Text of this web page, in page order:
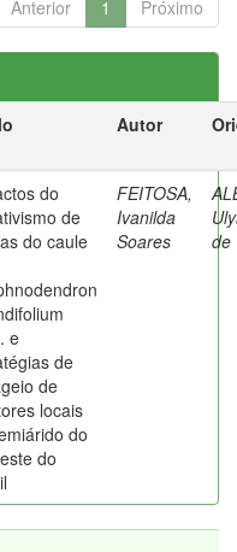
Anterior 1 Próximo
Autor
do
de
do caule
e
de
de
locais
do
do
FEITOSA,
Ivanilda
Soares
de